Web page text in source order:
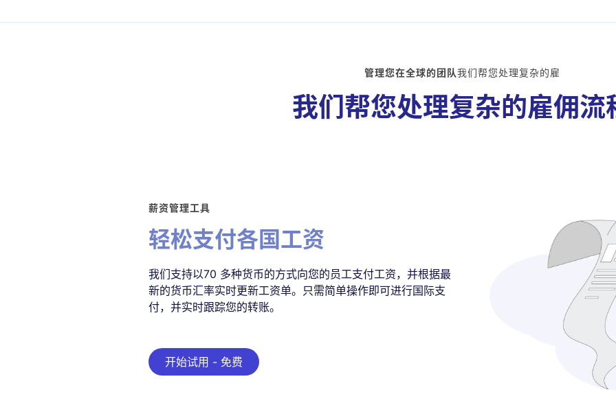
管理您在全球的团队我们帮您处理复杂的雇
我们帮您处理复杂的雇佣流
薪资管理工具
轻松支付各国工资
我们支持以70 多种货币的方式向您的员工支付工资，并根据最
新的货币汇率实时更新工资单。只需简单操作即可进行国际支
付，并实时跟踪您的转账。
开始试用 - 免费